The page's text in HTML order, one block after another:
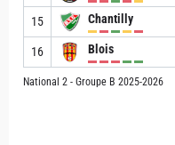
15 Chantilly
16 Blois
National 2 - Groupe B 2025-2026